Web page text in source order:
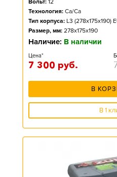
Вольт: 12
Технология: Ca/Ca
Тип корпуса: L3 (278x175x190)
Размер, мм: 278x175x190
Наличие: В наличии
Цена*
7 300 руб.
В
В 1